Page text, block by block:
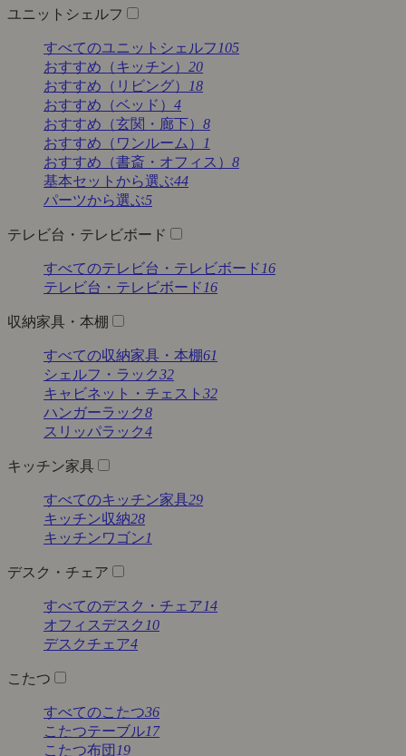
ユニットシェルフ
すべてのユニットシェルフ 105
おすすめ（キッチン） 20
おすすめ（リビング）
18
おすすめ（ベッド） 4
おすすめ（玄関・廊下） 8
おすすめ（ワンルーム）
1
おすすめ（書斎・オフィス） 8
基本セットから選ぶ44
パーツから選ぶ5
テレビ台・テレビボード
すべてのテレビ台・テレビボード 16
テレビ台・テレビボード 16
収納家具・本棚
すべての収納家具・本棚61
シェルフ・ラック32
キャビネット・チェスト 32
ハンガーラック8
スリッパラック4
キッチン家具
すべてのキッチン家具29
キッチン収納28
キッチンワゴン1
デスク・チェア
すべてのデスク・チェア14
オフィスデスク 10
デスクチェア4
こたつ
すべてのこたつ36
こたつテーブル17
こたつ布団 19